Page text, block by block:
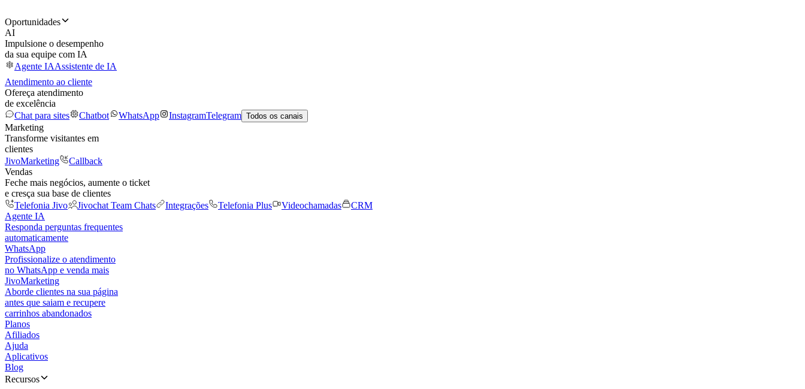
Oportunidades
AI
Impulsione o desempenho
da sua equipe com IA
Agente IAAssistente de IA
Atendimento ao cliente
Ofereça atendimento
de excelência
Chat para sites
Chatbot WhatsApp InstagramTelegram Todos os canais
Marketing
Transforme visitantes em
clientes
JivoMarketing
Callback
Vendas
Feche mais negócios, aumente o ticket
e cresça sua base de clientes
Telefonia Jivo
Jivochat Team Chats Integrações Telefonia Plus Videochamadas
CRM
Agente IA
Responda perguntas frequentes
automaticamente
WhatsApp
Profissionalize o atendimento
no WhatsApp e venda mais
JivoMarketing
Aborde clientes na sua página
antes que saiam e recupere
carrinhos abandonados
Planos
Afiliados
Ajuda
Aplicativos
Blog
Recursos